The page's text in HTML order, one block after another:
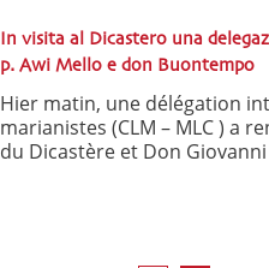
In visita al Dicastero una
p. Awi Mello e don Buontempo
Hier matin, une délégation
marianistes (CLM – MLC ) a
du Dicastère et Don